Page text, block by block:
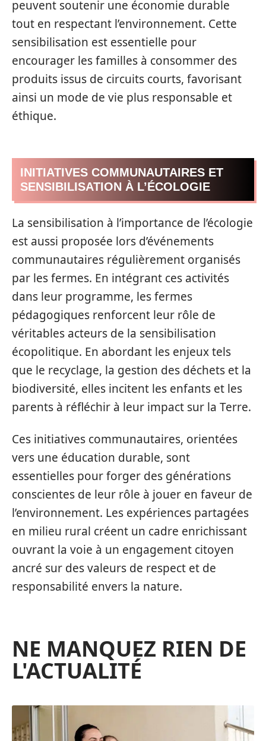
peuvent soutenir une économie durable
tout en respectant l’environnement. Cette
sensibilisation est essentielle pour
encourager les familles à consommer des
produits issus de circuits courts, favorisant
ainsi un mode de vie plus responsable et
éthique.
INITIATIVES COMMUNAUTAIRES ET
SENSIBILISATION À L’ÉCOLOGIE
La sensibilisation à l’importance de l’écologie
est aussi proposée lors d’événements
communautaires régulièrement organisés
par les fermes. En intégrant ces activités
dans leur programme, les fermes
pédagogiques renforcent leur rôle de
véritables acteurs de la sensibilisation
écopolitique. En abordant les enjeux tels
que le recyclage, la gestion des déchets et la
biodiversité, elles incitent les enfants et les
parents à réfléchir à leur impact sur la Terre.
Ces initiatives communautaires, orientées
vers une éducation durable, sont
essentielles pour forger des générations
conscientes de leur rôle à jouer en faveur de
l’environnement. Les expériences partagées
en milieu rural créent un cadre enrichissant
ouvrant la voie à un engagement citoyen
ancré sur des valeurs de respect et de
responsabilité envers la nature.
NE MANQUEZ RIEN DE
L'ACTUALITÉ